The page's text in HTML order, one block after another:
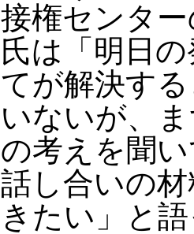
接権センタ
氏は「明日
てが解決す
いないが、
の考えを聞
話し合いの
きたい」と